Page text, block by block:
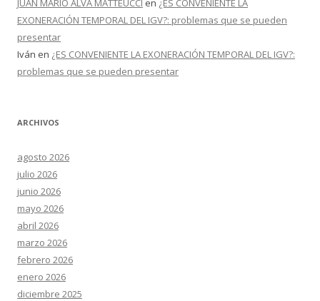
JUAN MARIO ALVA MATTEUCCI en ¿ES CONVENIENTE LA
EXONERACIÓN TEMPORAL DEL IGV?: problemas que se pueden
presentar
Iván en ¿ES CONVENIENTE LA EXONERACIÓN TEMPORAL DEL IGV?:
problemas que se pueden presentar
ARCHIVOS
agosto 2026
julio 2026
junio 2026
mayo 2026
abril 2026
marzo 2026
febrero 2026
enero 2026
diciembre 2025